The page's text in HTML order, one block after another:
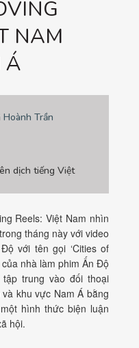
NAM
Á
Hoành Trần
dịch tiếng Việt
Reels: Việt Nam nhìn
tháng này với video
với tên gọi ‘Cities of
nhà làm phim Ấn Độ
tập trung vào đối thoại
khu vực Nam Á bằng
hình thức biện luận
hội.